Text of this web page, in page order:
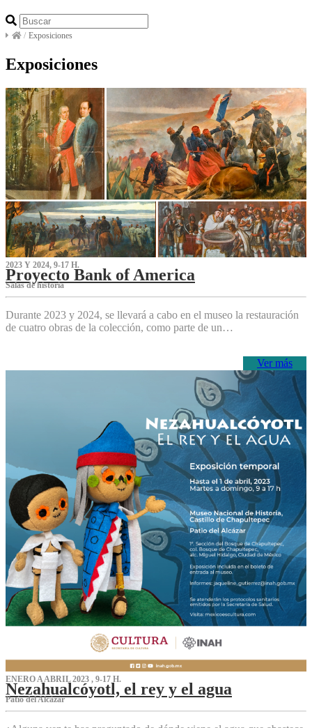
/ Exposiciones
Exposiciones
2023 Y 2024, 9-17 H.
Proyecto Bank of America
S‌alas de historia
Durante 2023 y 2024, se llevará a cabo en el museo la restauración
de cuatro obras de la colección, como parte de un…
Ver más
ENERO A ABRIL 2023 , 9-17 H.
Nezahualcóyotl, el rey y el agua
Patio del Alcázar